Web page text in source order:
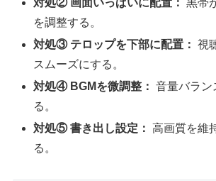
を調整する。
対処③ テロップを下部に配置： 視
スムーズにする。
対処④ BGMを微調整： 音量バラン
る。
対処⑤ 書き出し設定： 高画質を維
る。